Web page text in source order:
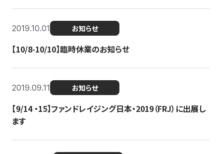
2019.10.01 お知らせ
【10/8-10/10】臨時休業のお知らせ
2019.09.11 お知らせ
【9/14 ・15】ファンドレイジング日本・2019（FRJ）に出展し
ます